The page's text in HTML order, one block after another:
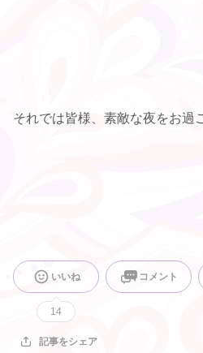
それでは皆様、素敵な夜をお過
いいね
14
コメント
記事をシェア